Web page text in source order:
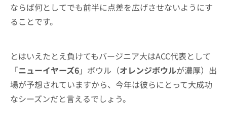
ならば何としてでも前半に点差を広げさせないようにす
ることです。
とはいえたとえ負けてもバージニア大はACC代表として
「ニューイヤーズ6」ボウル（オレンジボウルが濃厚）出
場が予想されていますから、今年は彼らにとって大成功
なシーズンだと言えるでしょう。